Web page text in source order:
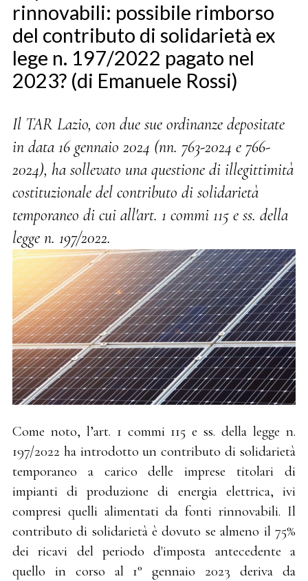
rinnovabili: possibile rimborso
del contributo di solidarietà ex
lege n. 197/2022 pagato nel
2023? (di Emanuele Rossi)
Il TAR Lazio, con due sue ordinanze depositate
in data 16 gennaio 2024 (nn. 763-2024 e 766-
2024), ha sollevato una questione di illegittimità
costituzionale del contributo di solidarietà
temporaneo di cui all'art. 1 commi 115 e ss. della
legge n. 197/2022.
Come noto, l’art. 1 commi 115 e ss. della legge n.
197/2022 ha introdotto un contributo di solidarietà
temporaneo a carico delle imprese titolari di
impianti di produzione di energia elettrica, ivi
compresi quelli alimentati da fonti rinnovabili. Il
contributo di solidarietà è dovuto se almeno il 75%
dei ricavi del periodo d'imposta antecedente a
quello in corso al 1° gennaio 2023 deriva da